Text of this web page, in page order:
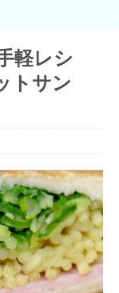
軽レシ
トサン